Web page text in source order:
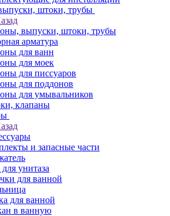
штоки, трубы
выпуски, штоки, трубы
арматура
для ванн
для моек
для писсуаров
для поддонов
для умывальников
клапаны
и запасные части
унитаза
для ванной
для ванной
в ванную